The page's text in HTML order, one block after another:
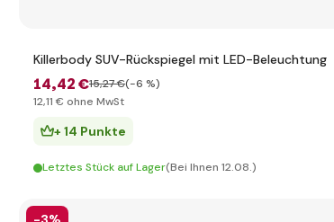
Killerbody SUV-Rückspiegel mit LED-Beleuchtung
14,42 €15,27 €(-6 %)
12,11 € ohne MwSt
+ 14 Punkte
Letztes Stück auf Lager(Bei Ihnen 12.08.)